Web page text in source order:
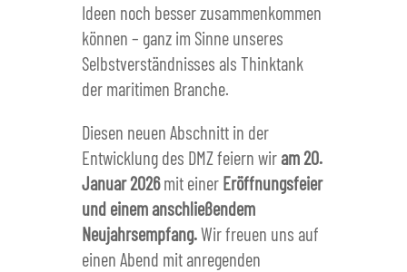
Ideen noch besser zusammenkommen
können – ganz im Sinne unseres
Selbstverständnisses als Thinktank
der maritimen Branche.
Diesen neuen Abschnitt in der
Entwicklung des DMZ feiern wiram 20.
Januar 2026mit einer Eröffnungsfeier
und einem anschließendem
Neujahrsempfang.Wir freuen uns auf
einen Abend mit anregenden